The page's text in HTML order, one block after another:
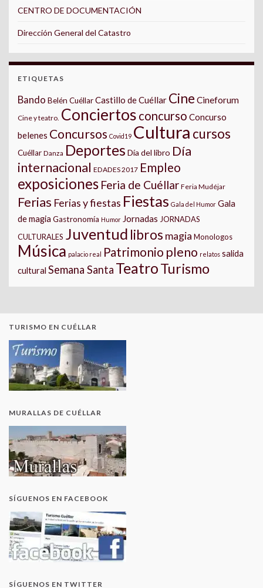
CENTRO DE DOCUMENTACIÓN
Dirección General del Catastro
ETIQUETAS
Bando Belén CuéllarCastillo de Cuéllar Cine Cineforum
Cine y teatro. Conciertos concurso Concurso
belenes Concursos Covid19 Cultura cursos
Cuéllar Danza Deportes Día del libro Día
internacional EDADES 2017 Empleo
exposiciones Feria de Cuéllar Feria Mudéjar
Ferias Ferias y fiestas Fiestas Gala del Humor Gala
de magia Gastronomía Humor Jornadas JORNADAS
CULTURALES Juventud libros magia Monologos
Música palacio real Patrimonio pleno relatos salida
cultural Semana Santa TeatroTurismo
TURISMO EN CUÉLLAR
MURALLAS DE CUÉLLAR
SÍGUENOS EN FACEBOOK
SÍGUENOS EN TWITTER